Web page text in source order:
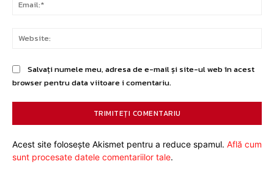
Salvați numele meu, adresa de e-mail și site-ul web în acest
browser pentru data viitoare i comentariu.
Acest site folosește Akismet pentru a reduce spamul. Află cum
sunt procesate datele comentariilor tale.